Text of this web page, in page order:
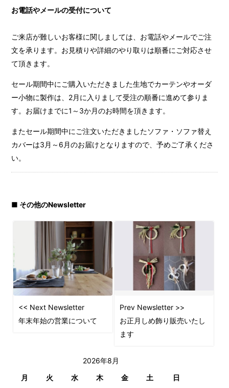
お電話やメールの受付について
ご来店が難しいお客様に関しましては、お電話やメールでご注
文を承ります。お見積りや詳細のやり取りは順番にご対応させ
て頂きます。
セール期間中にご購入いただきました生地でカーテンやオーダ
ー小物に製作は、2月に入りまして受注の順番に進めて参りま
す。お届けまでに1～3か月のお時間を頂きます。
またセール期間中にご注文いただきましたソファ・ソファ替え
カバーは3月～6月のお届けとなりますので、予めご了承くださ
い。
■ その他のNewsletter
<< Next Newsletter
年末年始の営業について
Prev Newsletter >>
お正月しめ飾り販売いたし
ます
2026年8月
月
火 水 木 金 土 日